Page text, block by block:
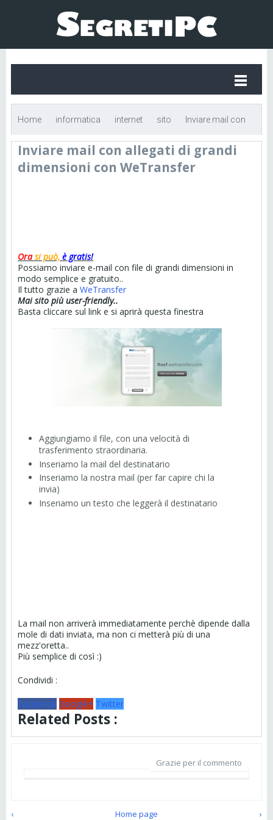
Home informatica internet sito Inviare mail con
allegati di grandi dimensioni con WeTransfer
Inviare mail con allegati di grandi
dimensioni con WeTransfer
Orasi può, è gratis!
Possiamo inviare e-mail con file di grandi dimensioni in
modo semplice e gratuito..
Il tutto grazie a WeTransfer
Mai sito più user-friendly..
Basta cliccare sul link e si aprirà questa finestra
Aggiungiamo il file, con una velocità di
trasferimento straordinaria.
Inseriamo la mail del destinatario
Inseriamo la nostra mail (per far capire chi la
invia)
Inseriamo un testo che leggerà il destinatario
La mail non arriverà immediatamente perchè dipende dalla
mole di dati inviata, ma non ci metterà più di una
mezz'oretta..
Più semplice di così :)
Condividi :
Facebook Google+ Twitter
Related Posts :
Grazie per il commento
‹ ›
Home page